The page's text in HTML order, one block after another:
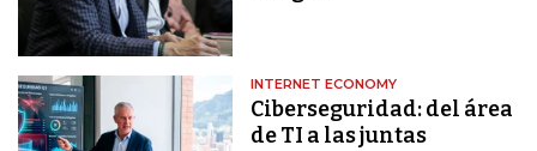
INTERNET ECONOMY
Ciberseguridad: del área
de TI a las juntas